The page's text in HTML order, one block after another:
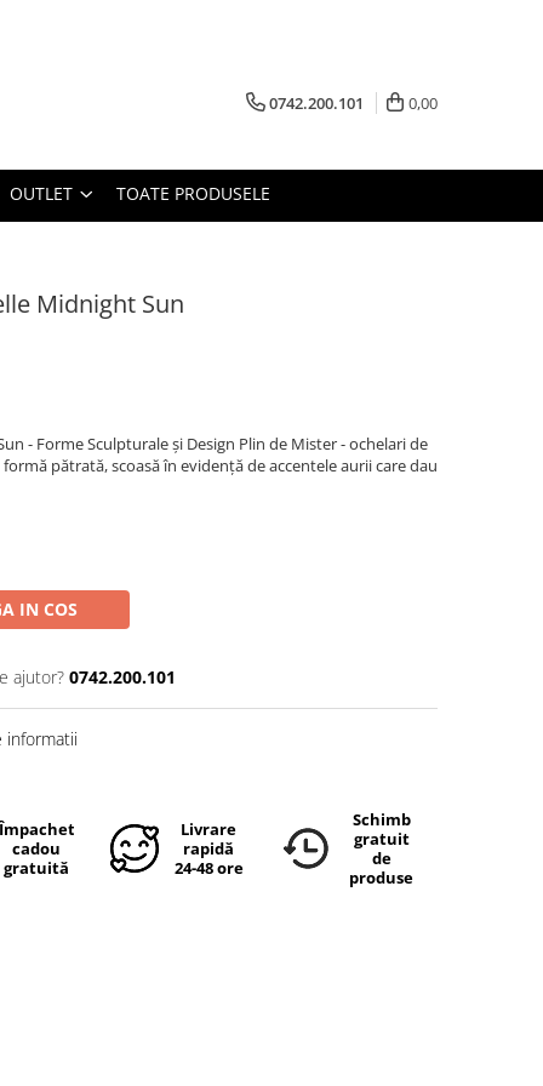
0742.200.101 0,00
OUTLET TOATE PRODUSELE
Midnight Sun
- Forme Sculpturale și Design Plin de Mister - ochelari de
pătrată, scoasă în evidență de accentele aurii care dau
IN COS
ajutor? 0742.200.101
informatii
cadou
gratuită
Livrare
rapidă
24-48 ore
Schimb
gratuit
de
produse